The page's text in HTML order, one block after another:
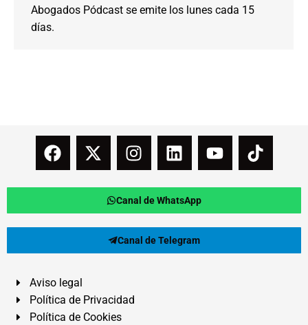
Abogados Pódcast se emite los lunes cada 15
días.
Canal de WhatsApp
Canal de Telegram
Aviso legal
Política de Privacidad
Política de Cookies